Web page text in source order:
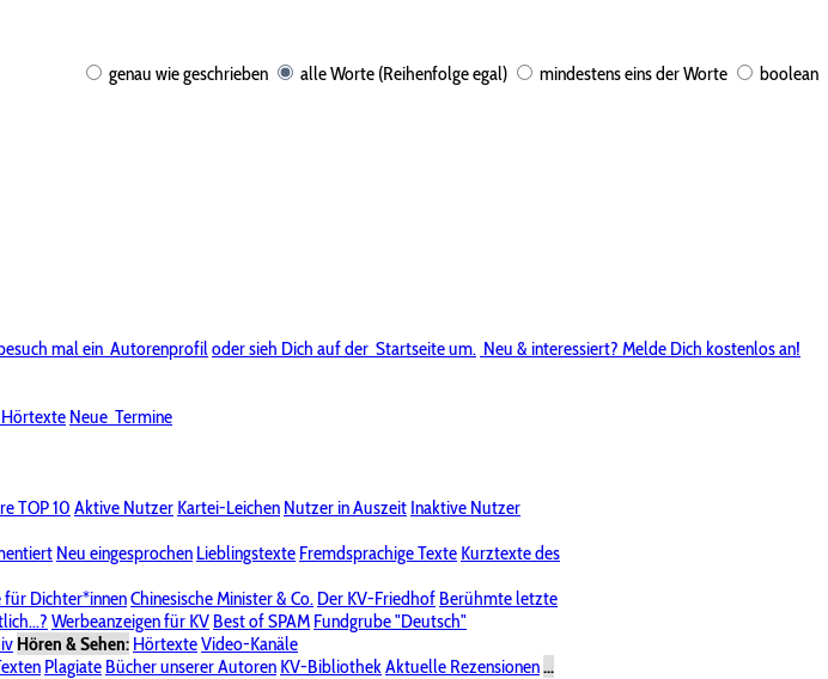
genau wie geschrieben alle Worte (Reihenfolge egal) mindestens eins der Worte boolean
mal ein Autorenprofiloder sieh Dich auf der Startseite um. Neu & interessiert? Melde Dich kostenlos an!
Hörtexte Neue Termine
TOP 10 Aktive Nutzer Kartei-Leichen Nutzer in Auszeit Inaktive Nutzer
Neu eingesprochen Lieblingstexte Fremdsprachige Texte Kurztexte des
für Dichter*innenChinesische Minister & Co. Der KV-Friedhof Berühmte letzte
Werbeanzeigen für KV Best of SPAM Fundgrube "Deutsch"
Hören & Sehen: HörtexteVideo-Kanäle
Plagiate Bücher unserer Autoren KV-BibliothekAktuelle Rezensionen...
führen zu KVPasswort vergessen?